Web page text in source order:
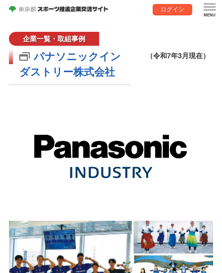
ログイン
企業一覧・取組事例
パナソニックイン
ダストリー株式会社
（令和7年3月現在）